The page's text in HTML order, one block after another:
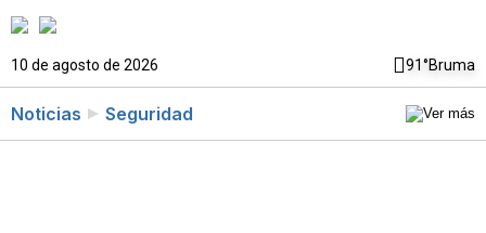
10 de agosto de 2026 91°Bruma
Noticias Seguridad